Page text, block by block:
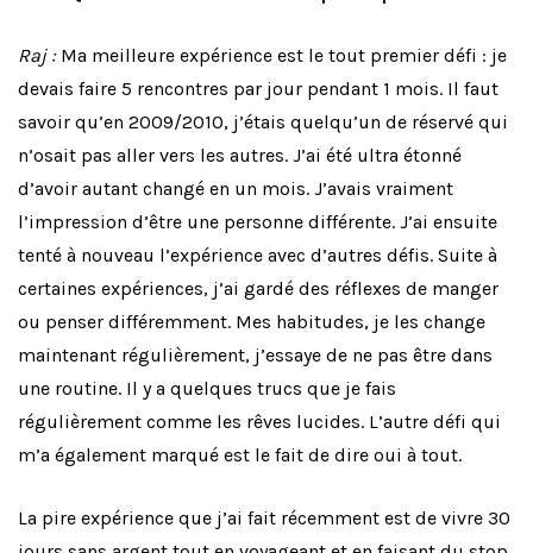
Raj : Ma meilleure expérience est le tout premier défi : je
devais faire 5 rencontres par jour pendant 1 mois. Il faut
savoir qu’en 2009/2010, j’étais quelqu’un de réservé qui
n’osait pas aller vers les autres. J’ai été ultra étonné
d’avoir autant changé en un mois. J’avais vraiment
l’impression d’être une personne différente. J’ai ensuite
tenté à nouveau l’expérience avec d’autres défis. Suite à
certaines expériences, j’ai gardé des réflexes de manger
ou penser différemment. Mes habitudes, je les change
maintenant régulièrement, j’essaye de ne pas être dans
une routine. Il y a quelques trucs que je fais
régulièrement comme les rêves lucides. L’autre défi qui
m’a également marqué est le fait de dire oui à tout.
La pire expérience que j’ai fait récemment est de vivre 30